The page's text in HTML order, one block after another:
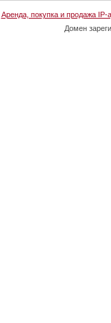
Аренда, покупка и продажа IP-
Домен